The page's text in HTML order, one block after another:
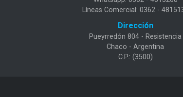
Líneas Comercial: 0362 -
Dirección
Pueyrredón 804 - Resistencia
Chaco - Argentina
C.P.: (3500)